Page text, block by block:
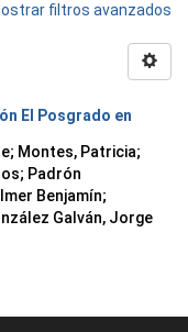
filtros avanzados
El Posgrado en
; Montes, Patricia;
; Padrón
Benjamín;
Galván, Jorge